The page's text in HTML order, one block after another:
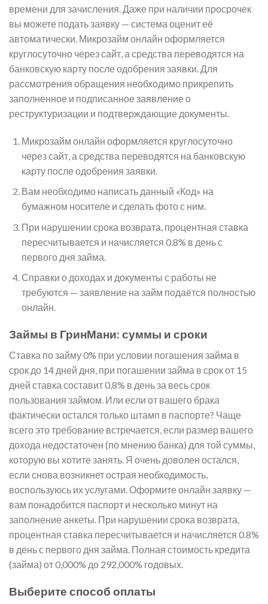
времени для зачисления. Даже при наличии просрочек
вы можете подать заявку — система оценит её
автоматически. Микрозайм онлайн оформляется
круглосуточно через сайт, а средства переводятся на
банковскую карту после одобрения заявки. Для
рассмотрения обращения необходимо прикрепить
заполненное и подписанное заявление о
реструктуризации и подтверждающие документы.
Микрозайм онлайн оформляется круглосуточно
через сайт, а средства переводятся на банковскую
карту после одобрения заявки.
Вам необходимо написать данный «Код» на
бумажном носителе и сделать фото с ним.
При нарушении срока возврата, процентная ставка
пересчитывается и начисляется 0.8% в день с
первого дня займа.
Справки о доходах и документы с работы не
требуются — заявление на займ подаётся полностью
онлайн.
Займы в ГринМани: суммы и сроки
Ставка по займу 0% при условии погашения займа в
срок до 14 дней дня, при погашении займа в срок от 15
дней ставка составит 0,8% в день за весь срок
пользования займом. Или если от вашего брака
фактически остался только штамп в паспорте? Чаще
всего это требование встречается, если размер вашего
дохода недостаточен (по мнению банка) для той суммы,
которую вы хотите занять. Я очень доволен остался,
если снова возникнет острая необходимость,
воспользуюсь их услугами. Оформите онлайн заявку —
вам понадобится паспорт и несколько минут на
заполнение анкеты. При нарушении срока возврата,
процентная ставка пересчитывается и начисляется 0.8%
в день с первого дня займа. Полная стоимость кредита
(займа) от 0,000% до 292,000% годовых.
Выберите способ оплаты